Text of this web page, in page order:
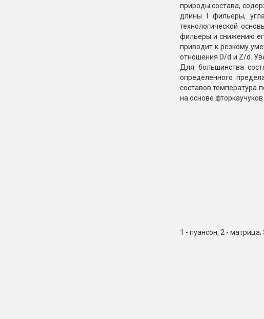
природы состава,
длины I фильеры,
технологической
фильеры и снижению
приводит к резкому
отношения D/d и Z/d.
Для большинства
определенного
составов температура
на основе
1 - пуансон; 2 -